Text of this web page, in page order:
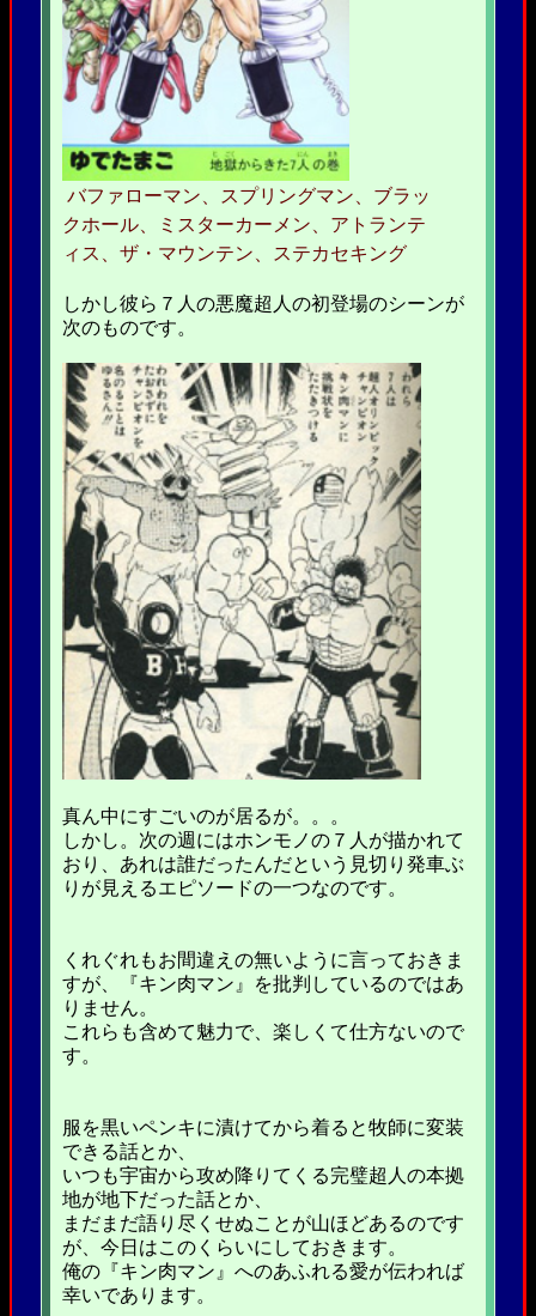
バファローマン、スプリングマン、ブラッ
クホール、ミスターカーメン、アトランテ
ィス、ザ・マウンテン、ステカセキング
しかし彼ら７人の悪魔超人の初登場のシーンが
次のものです。
真ん中にすごいのが居るが。。。
しかし。次の週にはホンモノの７人が描かれて
おり、あれは誰だったんだという見切り発車ぶ
りが見えるエピソードの一つなのです。
くれぐれもお間違えの無いように言っておきま
すが、『キン肉マン』を批判しているのではあ
りません。
これらも含めて魅力で、楽しくて仕方ないので
す。
服を黒いペンキに漬けてから着ると牧師に変装
できる話とか、
いつも宇宙から攻め降りてくる完璧超人の本拠
地が地下だった話とか、
まだまだ語り尽くせぬことが山ほどあるのです
が、今日はこのくらいにしておきます。
俺の『キン肉マン』へのあふれる愛が伝われば
幸いであります。